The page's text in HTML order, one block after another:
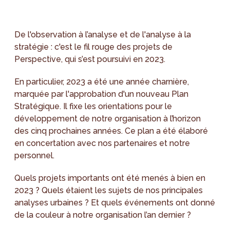
De l'observation à l’analyse et de l'analyse à la
stratégie : c'est le fil rouge des projets de
Perspective, qui s’est poursuivi en 2023.
En particulier, 2023 a été une année charnière,
marquée par l'approbation d'un nouveau Plan
Stratégique. Il fixe les orientations pour le
développement de notre organisation à l’horizon
des cinq prochaines années. Ce plan a été élaboré
en concertation avec nos partenaires et notre
personnel.
Quels projets importants ont été menés à bien en
2023 ? Quels étaient les sujets de nos principales
analyses urbaines ? Et quels événements ont donné
de la couleur à notre organisation l’an dernier ?